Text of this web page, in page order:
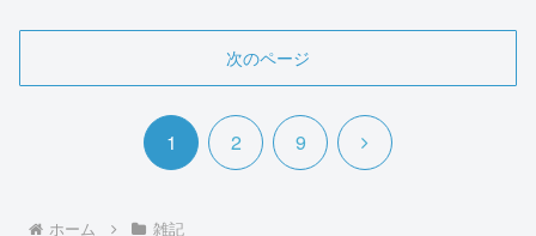
次のページ
1 2 9
次
ホーム 雑記